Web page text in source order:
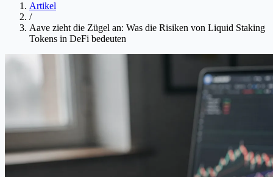
Artikel
/
Aave zieht die Zügel an: Was die Risiken von Liquid Staking
Tokens in DeFi bedeuten